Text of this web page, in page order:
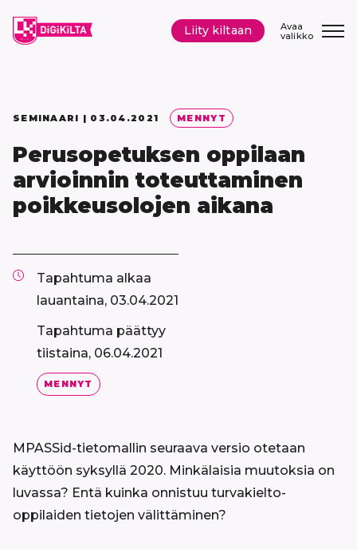
sisältöön
Avaa
valikko
Liity kiltaan
SEMINAARI | 03.04.2021 MENNYT
Perusopetuksen oppilaan
arvioinnin toteuttaminen
poikkeusolojen aikana
MPASSid-tietomallin seuraava versio otetaan
käyttöön syksyllä 2020. Minkälaisia muutoksia on
luvassa? Entä kuinka onnistuu turvakielto-
oppilaiden tietojen välittäminen?
Tapahtuma alkaa
lauantaina, 03.04.2021
Tapahtuma päättyy
tiistaina, 06.04.2021
MENNYT